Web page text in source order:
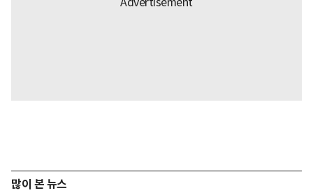
많이 본 뉴스